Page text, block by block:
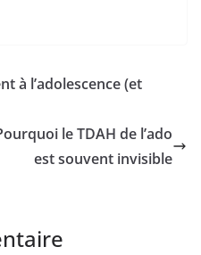
à l’adolescence (et
le TDAH de l’ado
est souvent invisible